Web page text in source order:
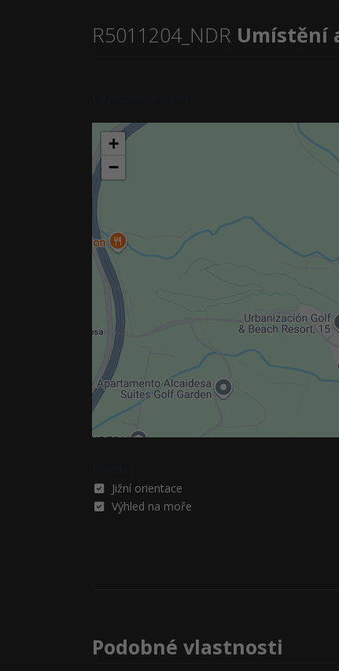
R5011204_NDR Umístění
+
−
Jižní orientace
Výhled na moře
Podobné vlastnosti